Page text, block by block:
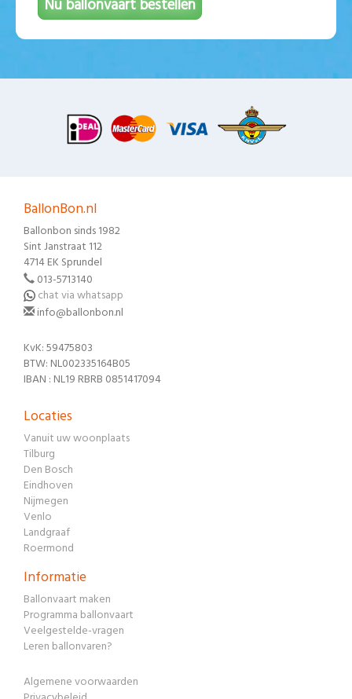
Nu ballonvaart bestellen
BallonBon.nl
Ballonbon sinds 1982
Sint Janstraat 112
4714 EK Sprundel
013-5713140
chat via whatsapp
info@ballonbon.nl
KvK: 59475803
BTW: NL002335164B05
IBAN : NL19 RBRB 0851417094
Locaties
Vanuit uw woonplaats
Tilburg
Den Bosch
Eindhoven
Nijmegen
Venlo
Landgraaf
Roermond
Informatie
Ballonvaart maken
Programma ballonvaart
Veelgestelde-vragen
Leren ballonvaren?
Algemene voorwaarden